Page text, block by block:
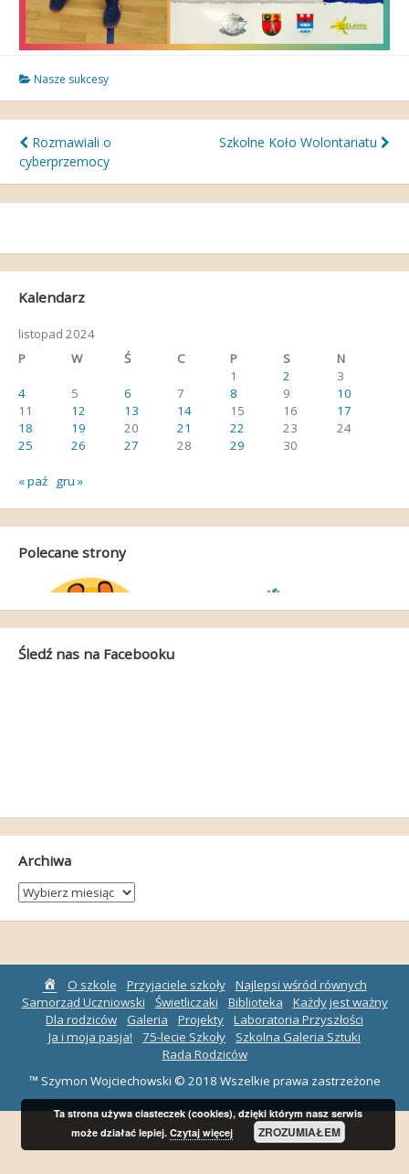
Nasze sukcesy
Nawigacja
wpisu
Rozmawiali o
cyberprzemocy
Szkolne Koło Wolontariatu
Kalendarz
listopad 2024
P
W Ś C P S
N
1
2
3
4
5 6 7 8 9
10
11
12 13 14 15 16
17
18
19 20 21 22 23
24
25
26 27 28 29 30
« paź gru »
Polecane strony
Śledź nas na Facebooku
Archiwa
Archiwa
Strona
główna
O szkole Przyjaciele szkoły
Najlepsi wśród równych
Samorząd Uczniowski
Świetliczaki Biblioteka
Każdy jest ważny
Dla rodziców
Galeria Projekty
Laboratoria Przyszłości
Ja i moja pasja!
75-lecie Szkoły
Szkolna Galeria Sztuki
Rada Rodziców
™ Szymon Wojciechowski © 2018 Wszelkie prawa zastrzeżone
Ta strona używa ciasteczek (cookies), dzięki którym nasz serwis
może działać lepiej.Czytaj więcej ZROZUMIAŁEM